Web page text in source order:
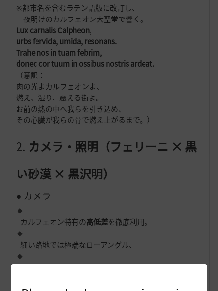
※都市名を含むラテン語版に改訂し、
夜明けのカルフェオン大聖堂で響く。
Lux carnalis Calpheon,
urbs fervida, umida, resonans.
Trahe nos in tuam febrim,
donec cor tuum in ossibus nostris ardeat.
（意訳：
肉の光よカルフェオンよ、
燃え、湿り、震える街よ。
お前の熱の中へ我らを引き込め、
その心臓が我らの骨で燃え上がるまで。）
2. カメラ・照明（フェリーニ × 黒
い砂漠 × 黒沢明）
● カメラ
カルフェオン特有の高低差を徹底利用。
細い路地では極端なローアングル、
大聖堂前では魚眼で大規模スケールを“肉体化”。